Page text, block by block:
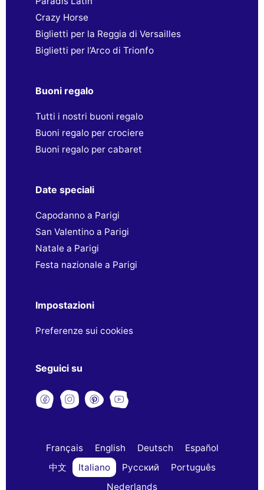
Crazy Horse
Biglietti per la Reggia di Versailles
Biglietti per l’Arco di Trionfo
Buoni regalo
Tutti i nostri buoni regalo
Buoni regalo per crociere
Buoni regalo per cabaret
Date speciali
Capodanno a Parigi
San Valentino a Parigi
Natale a Parigi
Festa nazionale a Parigi
Impostazioni
Preferenze sui cookies
Seguici su
Français English Deutsch
Español
中文
Italiano Русский
Português
Nederlands